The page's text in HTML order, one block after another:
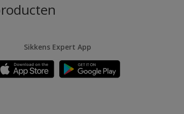
Sikkens Expert App